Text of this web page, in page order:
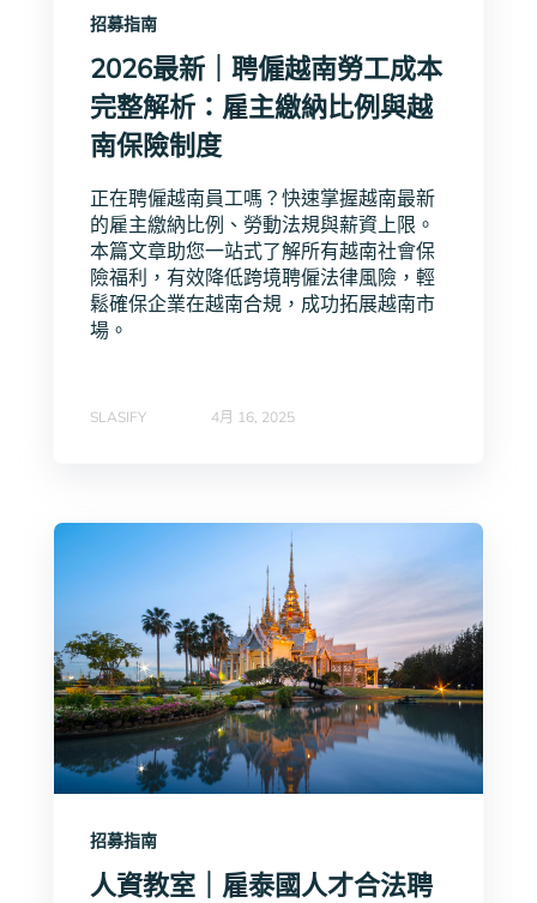
招募指南
2026最新｜聘僱越南勞工成本
完整解析：雇主繳納比例與越
南保險制度
正在聘僱越南員工嗎？快速掌握越南最新
的雇主繳納比例、勞動法規與薪資上限。
本篇文章助您一站式了解所有越南社會保
險福利，有效降低跨境聘僱法律風險，輕
鬆確保企業在越南合規，成功拓展越南市
場。
SLASIFY 4月 16, 2025
招募指南
人資教室｜雇泰國人才合法聘